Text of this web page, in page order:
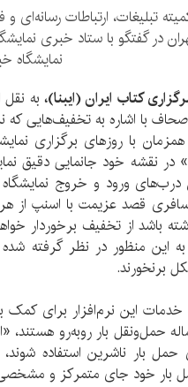
تبلیغات، ارتباطات
در گفتگو با ستاد خبری
نمایشگاه
کتاب ایران (ایبنا)،به نقل
با اشاره به تخفیف‌هایی
با روزهای برگزاری
نقشه خود جانمایی دقیق
درب‌های ورود و خروج
قصد عزیمت با اسنپ از هر
باشد از تخفیف برخوردار
این منظور در نظر گرفته شده
برنخورند.
این نرم‌افزار برای کمک
حمل‌و‌نقل بار روبه‌رو هستند،
حمل بار ناشرین استفاده
بار خود جای متمرکز و